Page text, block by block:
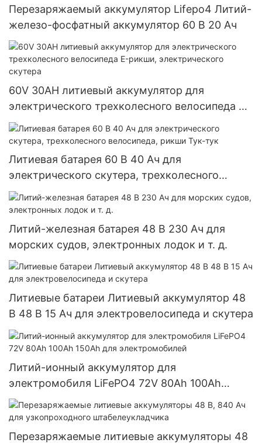
Перезаряжаемый аккумулятор Lifepo4 Литий-
железо-фосфатный аккумулятор 60 В 20 Ач
60V 30AH литиевый аккумулятор для
электрического трехколесного велосипеда E-
рикши, электрического скутера
Литиевая батарея 60 В 40 Ач для
электрического скутера, трехколесного
велосипеда, рикши Тук-тук
Литий-железная батарея 48 В 230 Ач для
морских судов, электронных лодок и т. д.
Литиевые батареи Литиевый аккумулятор 48
В 48 В 15 Ач для электровелосипеда и скутера
Литий-ионный аккумулятор для
электромобиля LiFePO4 72V 80Ah 100Ah
150Ah для электромобилей
Перезаряжаемые литиевые аккумуляторы 48